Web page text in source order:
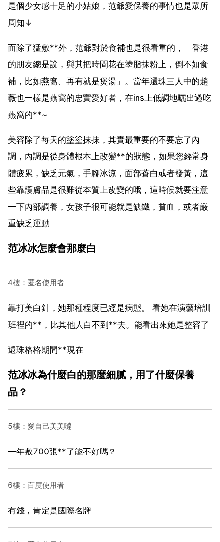
是個少女感十足的小姑娘，范爺愛保養的事情也是眾所
周知↓
而除了猛敷**外，范爺對於食補也是很看重的，「香港
的朋友總是說，與其把時間花在塗脂抹粉上，倒不如食
補，比如燕窩、再有就是煲湯」。當年還珠三人中的趙
薇也一樣是燕窩的忠實愛好者，在ins上低調地曬出過吃
燕窩的**~
美容除了每天的塗塗抹抹，其實最重要的不要忘了內
調，內調是從身體根本上改變**的狀態，如果您經常身
體疲累，缺乏元氣，手腳冰涼，面部蒼白或者發黃，這
些靠護膚品是很難從本質上改變的哦，這時候就要注意
一下內部調養，女孩子很可能就是缺鐵，貧血，或者嚴
重缺乏運動
范冰冰怎麼會那麼白
4樓：匿名使用者
靠打美白針，她那種程度已經是病態。 看她在演藝培訓
班裡的**，比其他人白不到**去。能看出來她是整容了
還珠格格期間**現在
范冰冰為什麼白的那麼細膩，用了什麼保養
品？
5樓：愛自己美美噠
一年敷700張**了能不好嗎？
6樓：百度使用者
有錢，肯定是國際名牌